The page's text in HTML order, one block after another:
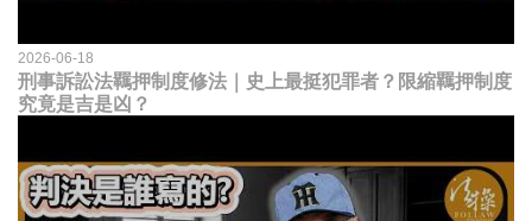
2026-06-18
刑事訴訟法羈押制度修法｜史上最挺犯罪者？限縮羈押制度
究竟是吉是凶？